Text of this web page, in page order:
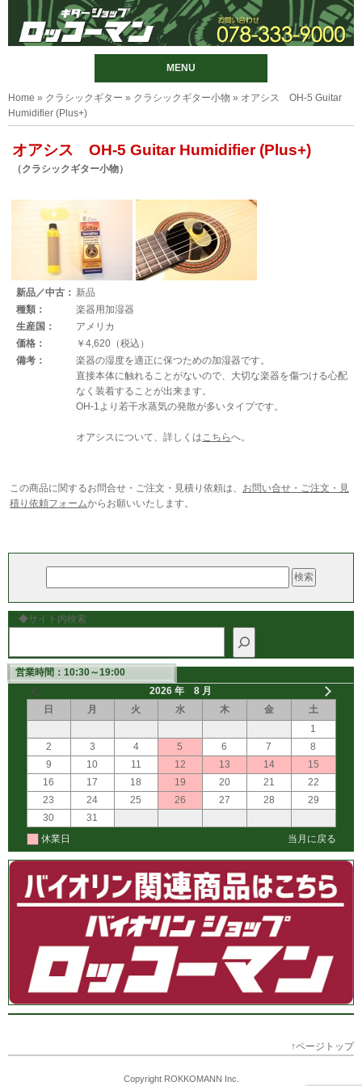
MENU
Home » クラシックギター » クラシックギター小物 » オアシス OH-5 Guitar
Humidifier (Plus+)
オアシス OH-5 Guitar Humidifier (Plus+)
（クラシックギター小物）
新品／中古： 新品
種類：
楽器用加湿器
生産国：
アメリカ
価格：
￥4,620（税込）
備考：
楽器の湿度を適正に保つための加湿器です。
直接本体に触れることがないので、大切な楽器を傷つける心配
なく装着することが出来ます。
OH-1より若干水蒸気の発散が多いタイプです。
オアシスについて、詳しくはこちらへ。
この商品に関するお問合せ・ご注文・見積り依頼は、 お問い合せ・ご注文・見
積り依頼フォームからお願いいたします。
◆サイト内検索
営業時間：10:30～19:00
2026 年 8 月
日
月 火 水 木 金
土
1
2
3 4 5 6 7
8
9
10 11 12 13 14
15
16
17 18 19 20 21
22
23
24 25 26 27 28
29
30
31
休業日
当月に戻る
↑ページトップ
Copyright ROKKOMANN Inc.